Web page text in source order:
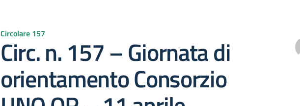
Circolare 157
Circ. n. 157 – Giornata di
orientamento Consorzio